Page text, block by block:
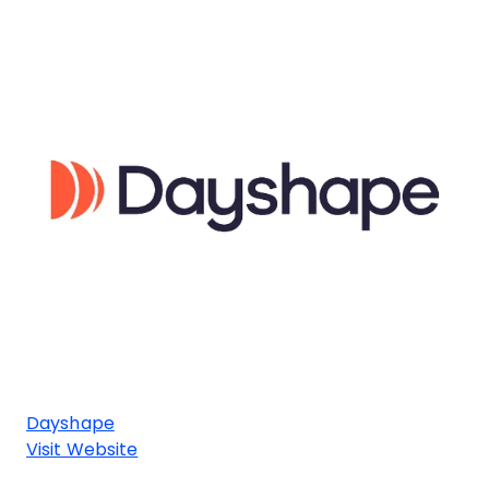
Dayshape
Visit Website